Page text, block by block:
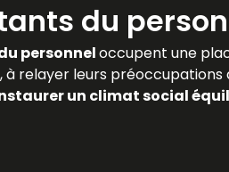
du
personneloccupent une
à relayer leurs
un climat social
et les praticiens